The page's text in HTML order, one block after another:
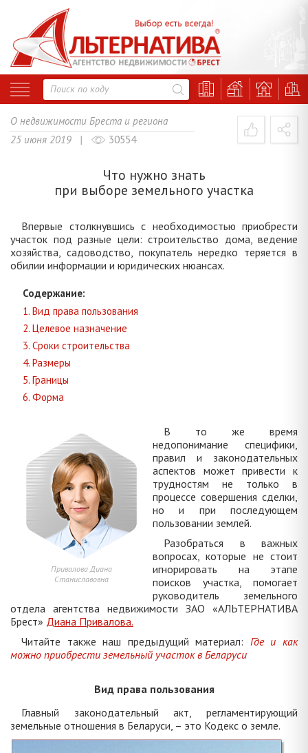
О недвижимости Бреста и региона
25 июня 2019 |
30554
Что нужно знать
при выборе земельного участка
Впервые столкнувшись с необходимостью приобрести
участок под разные цели: строительство дома, ведение
хозяйства, садоводство, покупатель нередко теряется в
обилии информации и юридических нюансах.
Содержание:
1. Вид права пользования
2. Целевое назначение
3. Сроки строительства
4. Размеры
5. Границы
6. Форма
Привалова Диана
Станиславовна
В то же время
недопонимание специфики,
правил и законодательных
аспектов может привести к
трудностям не только в
процессе совершения сделки,
но и при последующем
пользовании землей.
Разобраться в важных
вопросах, которые не стоит
игнорировать на этапе
поисков участка, помогает
руководитель земельного
отдела агентства недвижимости ЗАО «АЛЬТЕРНАТИВА
Брест» Диана Привалова.
Читайте также наш предыдущий материал: Где и как
можно приобрести земельный участок в Беларуси
Вид права пользования
Главный законодательный акт, регламентирующий
земельные отношения в Беларуси, – это Кодекс о земле.